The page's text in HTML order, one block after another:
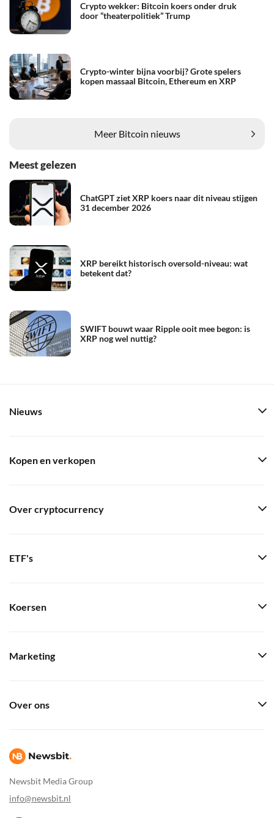
Crypto wekker: Bitcoin koers onder druk
door “theaterpolitiek” Trump
Crypto-winter bijna voorbij? Grote spelers
kopen massaal Bitcoin, Ethereum en XRP
Meer Bitcoin nieuws
Meest gelezen
ChatGPT ziet XRP koers naar dit niveau stijgen
31 december 2026
XRP bereikt historisch oversold-niveau: wat
betekent dat?
SWIFT bouwt waar Ripple ooit mee begon: is
XRP nog wel nuttig?
Newsbit Media Group
info@newsbit.nl
Nieuws
Kopen en verkopen
Over cryptocurrency
ETF's
Koersen
Marketing
Over ons